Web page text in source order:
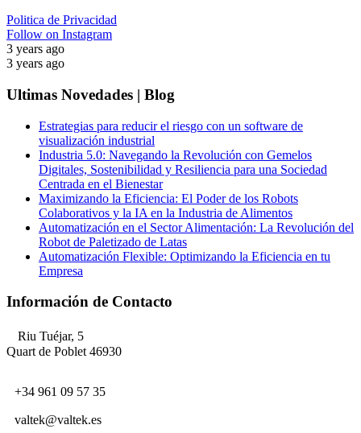
Politica de Privacidad
Follow on Instagram
3 years ago
3 years ago
Ultimas Novedades | Blog
Estrategias para reducir el riesgo con un software de
visualización industrial
Industria 5.0: Navegando la Revolución con Gemelos
Digitales, Sostenibilidad y Resiliencia para una Sociedad
Centrada en el Bienestar
Maximizando la Eficiencia: El Poder de los Robots
Colaborativos y la IA en la Industria de Alimentos
Automatización en el Sector Alimentación: La Revolución del
Robot de Paletizado de Latas
Automatización Flexible: Optimizando la Eficiencia en tu
Empresa
Información de Contacto
Riu Tuéjar, 5
Quart de Poblet 46930
+34 961 09 57 35
valtek@valtek.es